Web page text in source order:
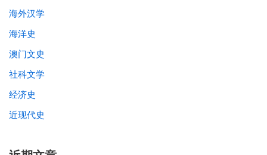
海外汉学
海洋史
澳门文史
社科文学
经济史
近现代史